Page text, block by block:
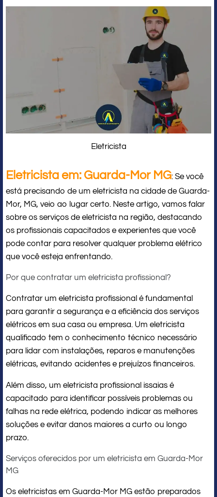
Eletricista
Eletricista em: Guarda-Mor MG: Se você
está precisando de um eletricista na cidade de Guarda-
Mor, MG, veio ao lugar certo. Neste artigo, vamos falar
sobre os serviços de eletricista na região, destacando
os profissionais capacitados e experientes que você
pode contar para resolver qualquer problema elétrico
que você esteja enfrentando.
Por que contratar um eletricista profissional?
Contratar um eletricista profissional é fundamental
para garantir a segurança e a eficiência dos serviços
elétricos em sua casa ou empresa. Um eletricista
qualificado tem o conhecimento técnico necessário
para lidar com instalações, reparos e manutenções
elétricas, evitando acidentes e prejuízos financeiros.
Além disso, um eletricista profissional issaias é
capacitado para identificar possíveis problemas ou
falhas na rede elétrica, podendo indicar as melhores
soluções e evitar danos maiores a curto ou longo
prazo.
Serviços oferecidos por um eletricista em Guarda-Mor
MG
Os eletricistas em Guarda-Mor MG estão preparados